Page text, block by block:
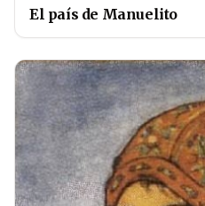
El país de Manuelito